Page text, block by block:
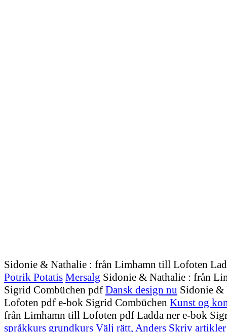
Sidonie & Nathalie : från Limhamn till Lofoten
Potrik Potatis Mersalg Sidonie & Nathalie : från
Sigrid Combüchen pdf Dansk design nu Sidonie &
Lofoten pdf e-bok Sigrid Combüchen Kunst og
från Limhamn till Lofoten pdf Ladda ner e-bok
språkkurs grundkurs Välj rätt, Anders Skriv artikler